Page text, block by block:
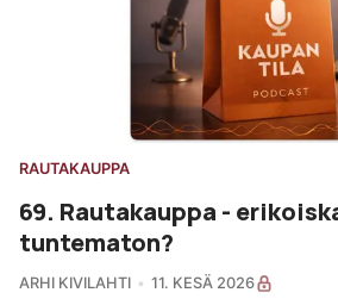
RAUTAKAUPPA
69. Rautakauppa -
tuntematon?
ARHI KIVILAHTI 11. KESÄ 2026